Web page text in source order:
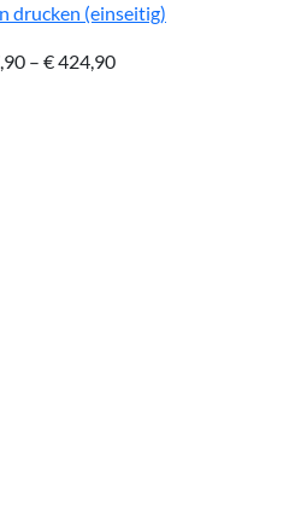
drucken (einseitig)
– €424,90